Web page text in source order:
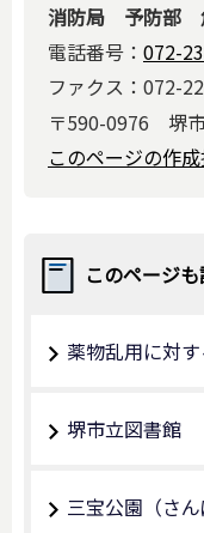
消防局 予防部
電話番号： 072-
ファクス：072-
〒590-0976 堺
このページの作
このページ
薬物乱用に対
堺市立図書館
三宝公園（さん